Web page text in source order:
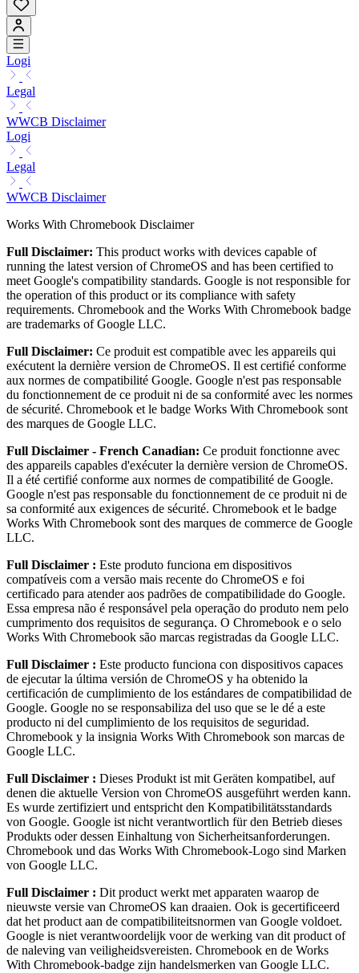
Logi
Legal
WWCB Disclaimer
Logi
Legal
WWCB Disclaimer
Works With Chromebook Disclaimer
Full Disclaimer: This product works with devices capable of
running the latest version of ChromeOS and has been certified to
meet Google's compatibility standards. Google is not responsible for
the operation of this product or its compliance with safety
requirements. Chromebook and the Works With Chromebook badge
are trademarks of Google LLC.
Full Disclaimer: Ce produit est compatible avec les appareils qui
exécutent la dernière version de ChromeOS. Il est certifié conforme
aux normes de compatibilité Google. Google n'est pas responsable
du fonctionnement de ce produit ni de sa conformité avec les normes
de sécurité. Chromebook et le badge Works With Chromebook sont
des marques de Google LLC.
Full Disclaimer - French Canadian: Ce produit fonctionne avec
des appareils capables d'exécuter la dernière version de ChromeOS.
Il a été certifié conforme aux normes de compatibilité de Google.
Google n'est pas responsable du fonctionnement de ce produit ni de
sa conformité aux exigences de sécurité. Chromebook et le badge
Works With Chromebook sont des marques de commerce de Google
LLC.
Full Disclaimer : Este produto funciona em dispositivos
compatíveis com a versão mais recente do ChromeOS e foi
certificado para atender aos padrões de compatibilidade do Google.
Essa empresa não é responsável pela operação do produto nem pelo
cumprimento dos requisitos de segurança. O Chromebook e o selo
Works With Chromebook são marcas registradas da Google LLC.
Full Disclaimer : Este producto funciona con dispositivos capaces
de ejecutar la última versión de ChromeOS y ha obtenido la
certificación de cumplimiento de los estándares de compatibilidad de
Google. Google no se responsabiliza del uso que se le dé a este
producto ni del cumplimiento de los requisitos de seguridad.
Chromebook y la insignia Works With Chromebook son marcas de
Google LLC.
Full Disclaimer : Dieses Produkt ist mit Geräten kompatibel, auf
denen die aktuelle Version von ChromeOS ausgeführt werden kann.
Es wurde zertifiziert und entspricht den Kompatibilitätsstandards
von Google. Google ist nicht verantwortlich für den Betrieb dieses
Produkts oder dessen Einhaltung von Sicherheitsanforderungen.
Chromebook und das Works With Chromebook-Logo sind Marken
von Google LLC.
Full Disclaimer : Dit product werkt met apparaten waarop de
nieuwste versie van ChromeOS kan draaien. Ook is gecertificeerd
dat het product aan de compatibiliteitsnormen van Google voldoet.
Google is niet verantwoordelijk voor de werking van dit product of
de naleving van veiligheidsvereisten. Chromebook en de Works
With Chromebook-badge zijn handelsmerken van Google LLC.